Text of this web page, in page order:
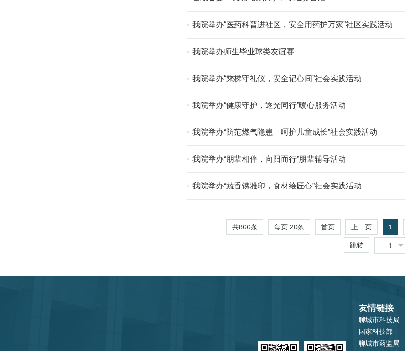
我院举办“医药科普进社区，安全用药护万家”社区实践活动
我院举办师生毕业球类友谊赛
我院举办“乘梯守礼仪，安全记心间”社会实践活动
我院举办“健康守护，逐光同行”暖心服务活动
我院举办“防范燃气隐患，呵护儿童成长”社会实践活动
我院举办“朋辈相伴，向阳而行”朋辈辅导活动
我院举办“蔬香镌雅印，食材绘匠心”社会实践活动
共866条 每页 20条 首页 上一页 1
跳转 1
友情链接
聊城市科技局
国家科技部
聊城市药监局